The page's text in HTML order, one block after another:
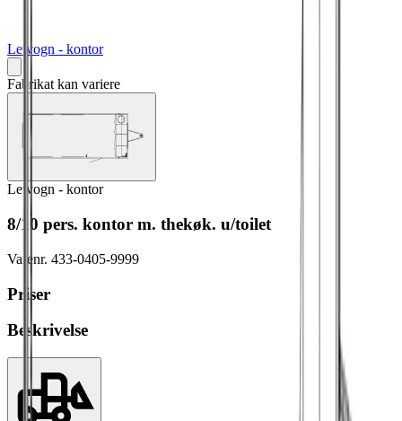
Letvogn - kontor
Fabrikat kan variere
Letvogn - kontor
8/10 pers. kontor m. thekøk. u/toilet
Varenr. 433-0405-9999
Priser
Beskrivelse